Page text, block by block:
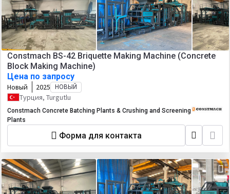
Constmach BS-42 Briquette Making Machine (Concrete
Block Making Machine)
Цена по запросу
Новый 2025 НОВЫЙ
Турция, Turgutlu
Constmach Concrete Batching Plants & Crushing and Screening
Plants
Форма для контакта